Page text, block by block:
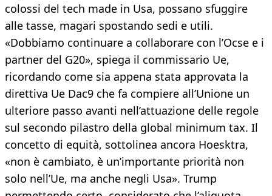
colossi del tech made in Usa, possano sfuggire
alle tasse, magari spostando sedi e utili.
«Dobbiamo continuare a collaborare con l’Ocse e i
partner del G20», spiega il commissario Ue,
ricordando come sia appena stata approvata la
direttiva Ue Dac9 che fa compiere all’Unione un
ulteriore passo avanti nell’attuazione delle regole
sul secondo pilastro della global minimum tax. Il
concetto di equità, sottolinea ancora Hoesktra,
«non è cambiato, è un’importante priorità non
solo nell’Ue, ma anche negli Usa». Trump